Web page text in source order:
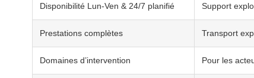
Disponibilité Lun-Ven & 24/7 planifié Support
Prestations complètes Transport
Domaines d’intervention Pour les